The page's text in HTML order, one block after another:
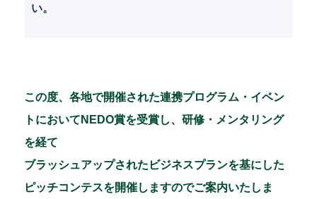
い。
この度、各地で開催された連携プログラム・イベン
トにおいてNEDO賞を受賞し、研修・メンタリング
を経て
ブラッシュアップされたビジネスプランを基にした
ピッチコンテスを開催しますのでご案内いたしま